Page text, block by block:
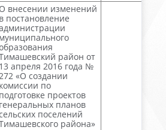
О внесении изменений
в постановление
муниципального
район от
13 апреля 2016 года №
«О создании
комиссии по
подготовке проектов
генеральных планов
поселений
района»